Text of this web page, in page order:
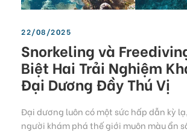
22/08/2025
Snorkeling và
Biệt Hai Trải Nghiệm
Đại Dương Đầy Thú Vị
Đại dương luôn có một sức hấp dẫn kỳ
người khám phá thế giới muôn màu ẩn